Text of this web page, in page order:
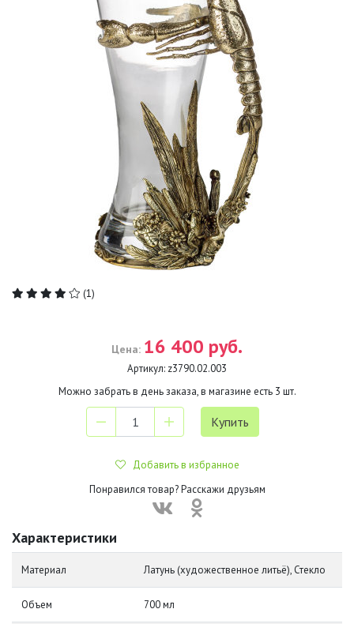
(1)
Цена: 16 400 руб.
Артикул: z3790.02.003
Можно забрать в день заказа, в магазине есть 3 шт.
Добавить в избранное
Понравился товар? Расскажи друзьям
Характеристики
Материал Латунь (художественное литьё), Стекло
Объем 700 мл